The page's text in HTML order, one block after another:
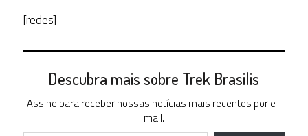
[redes]
Descubra mais sobre Trek Brasilis
Assine para receber nossas notícias mais recentes por e-
mail.
Digite seu e-mail…